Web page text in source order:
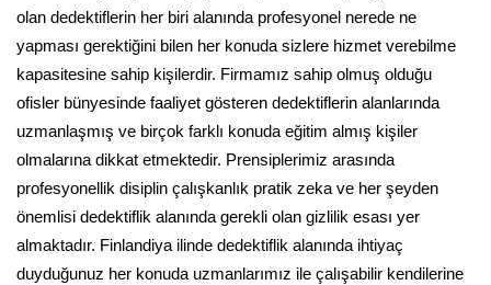
olan dedektiflerin her biri alanında profesyonel nerede ne
yapması gerektiğini bilen her konuda sizlere hizmet verebilme
kapasitesine sahip kişilerdir. Firmamız sahip olmuş olduğu
ofisler bünyesinde faaliyet gösteren dedektiflerin alanlarında
uzmanlaşmış ve birçok farklı konuda eğitim almış kişiler
olmalarına dikkat etmektedir. Prensiplerimiz arasında
profesyonellik disiplin çalışkanlık pratik zeka ve her şeyden
önemlisi dedektiflik alanında gerekli olan gizlilik esası yer
almaktadır. Finlandiya ilinde dedektiflik alanında ihtiyaç
duyduğunuz her konuda uzmanlarımız ile çalışabilir kendilerine